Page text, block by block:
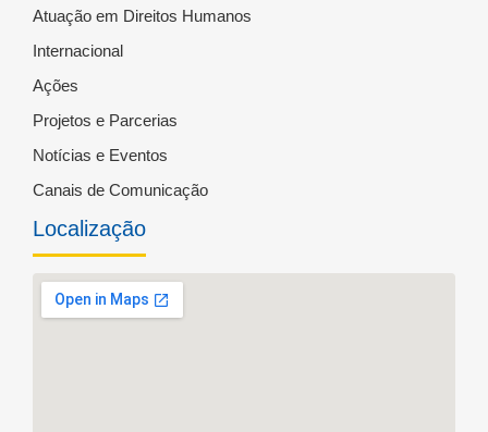
Atuação em Direitos Humanos
Internacional
Ações
Projetos e Parcerias
Notícias e Eventos
Canais de Comunicação
Localização